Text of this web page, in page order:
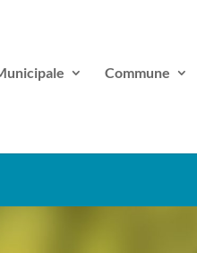
Commune